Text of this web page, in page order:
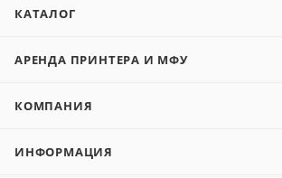
КАТАЛОГ
АРЕНДА ПРИНТЕРА И МФУ
КОМПАНИЯ
ИНФОРМАЦИЯ